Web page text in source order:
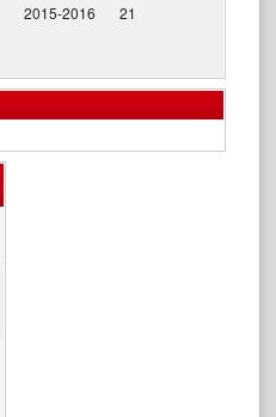
2015-2016 21